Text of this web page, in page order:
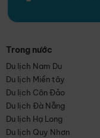
Trong nước
Du lịch Nam Du
Du lịch Miền tây
Du lịch Côn Đảo
Du lịch Đà Nẵng
Du lịch Hạ Long
Du lịch Quy Nhơn